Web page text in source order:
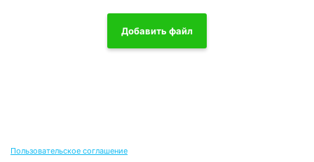
Добавить файл
Пользовательское соглашение